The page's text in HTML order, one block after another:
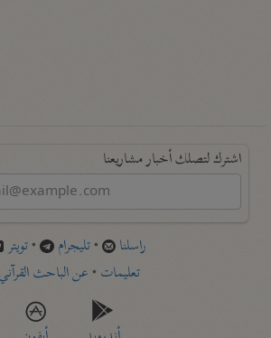
اشترك لتصلك أخبار مشاريعنا
راسلنا •تليجرام •تويتر
تعليمات •عن الباحث القرآني